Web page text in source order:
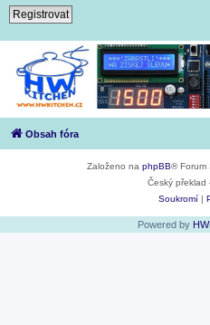
Registrovat
Obsah fóra
Založeno na phpBB® Forum
Český překlad
Soukromí|
Powered by